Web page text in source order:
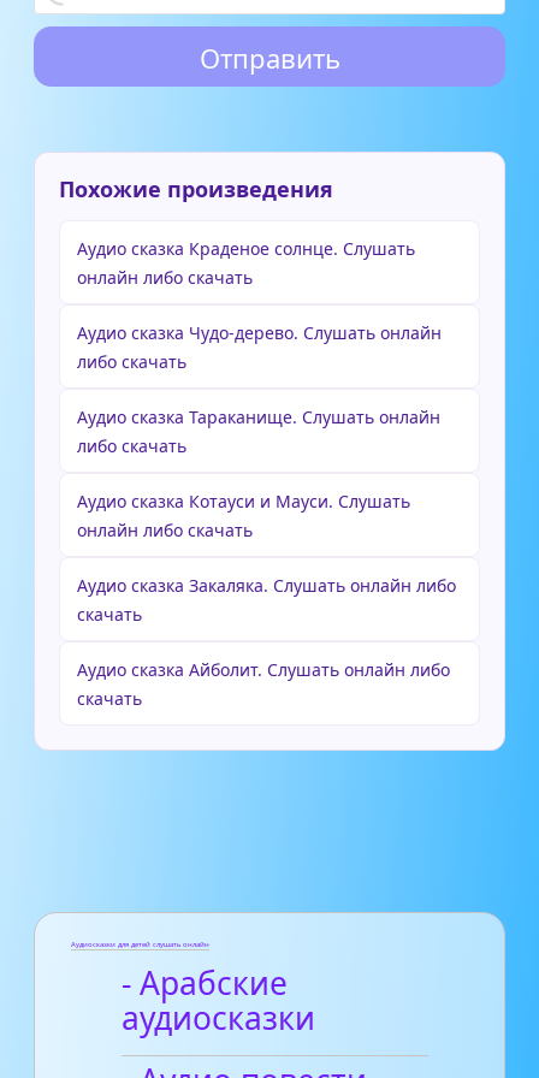
Похожие произведения
Аудио сказка Краденое солнце. Слушать
онлайн либо скачать
Аудио сказка Чудо-дерево. Слушать онлайн
либо скачать
Аудио сказка Тараканище. Слушать онлайн
либо скачать
Аудио сказка Котауси и Мауси. Слушать
онлайн либо скачать
Аудио сказка Закаляка. Слушать онлайн либо
скачать
Аудио сказка Айболит. Слушать онлайн либо
скачать
Аудиосказки для детей слушать онлайн
- Арабские
аудиосказки